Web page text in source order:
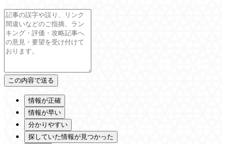
情報が正確
情報が早い
分かりやすい
探していた情報が見つかった